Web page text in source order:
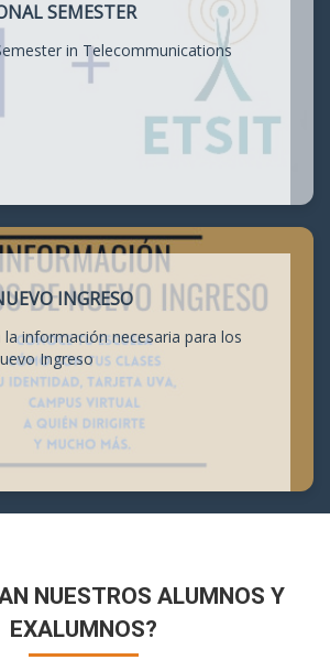
SEMESTER
in Telecommunications
INGRESO
información necesaria para los
Ingreso
NUESTROS ALUMNOS Y
EXALUMNOS?